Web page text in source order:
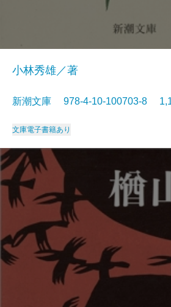
小林秀雄／著
新潮文庫 978-4-10-100703-8
文庫電子書籍あり